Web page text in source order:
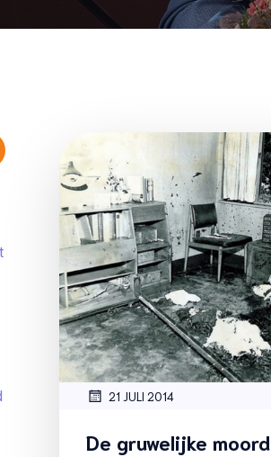
21 JULI 2014
De gruwelijke